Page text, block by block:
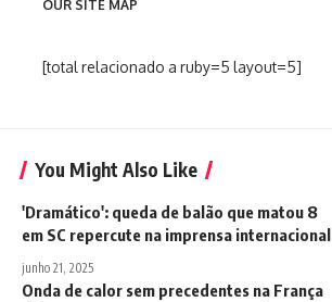
OUR SITE MAP
[total relacionado a ruby=5 layout=5]
You Might Also Like
'Dramático': queda de balão que matou 8
em SC repercute na imprensa internacional
junho 21, 2025
Onda de calor sem precedentes na França